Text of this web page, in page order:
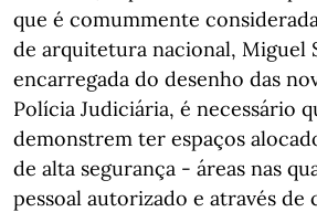
que é comummente
de arquitetura nacional, Miguel
encarregada do desenho das
Polícia Judiciária, é necessário
demonstrem ter espaços
de alta segurança - áreas nas
pessoal autorizado e através de